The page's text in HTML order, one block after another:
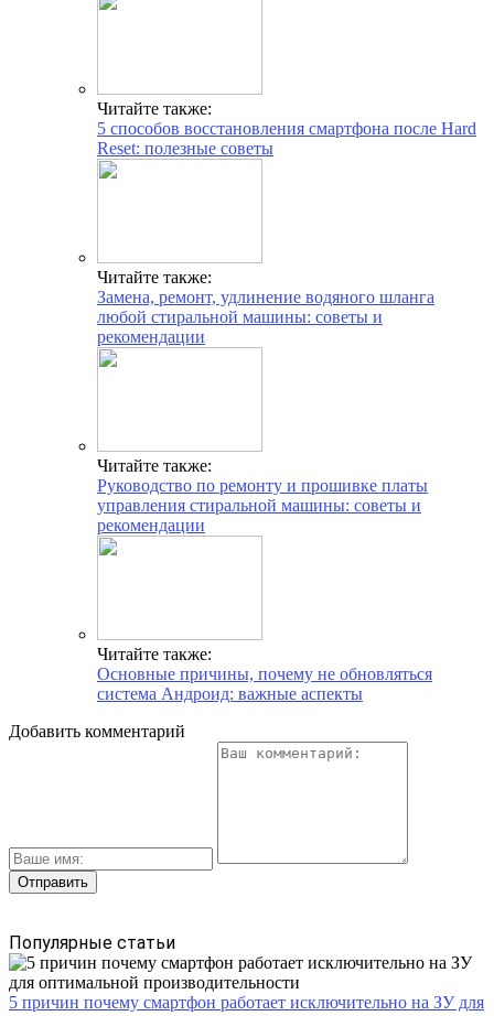
Читайте также:
5 способов восстановления смартфона после Hard
Reset: полезные советы
Читайте также:
Замена, ремонт, удлинение водяного шланга
любой стиральной машины: советы и
рекомендации
Читайте также:
Руководство по ремонту и прошивке платы
управления стиральной машины: советы и
рекомендации
Читайте также:
Основные причины, почему не обновляться
система Андроид: важные аспекты
Добавить комментарий
Популярные статьи
5 причин почему смартфон работает исключительно на ЗУ для